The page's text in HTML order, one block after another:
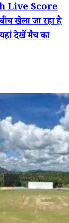
Live Score
खेला जा रहा है
देखें मैच का